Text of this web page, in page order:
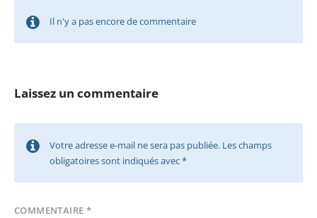
Il n'y a pas encore de commentaire
Laissez un commentaire
Votre adresse e-mail ne sera pas publiée. Les champs
obligatoires sont indiqués avec*
COMMENTAIRE *